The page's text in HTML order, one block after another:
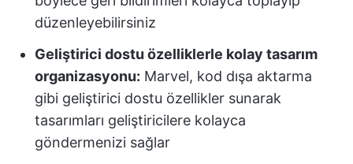
düzenleyebilirsiniz
Geliştirici dostu özelliklerle kolay tasarım
organizasyonu: Marvel, kod dışa aktarma
gibi geliştirici dostu özellikler sunarak
tasarımları geliştiricilere kolayca
göndermenizi sağlar